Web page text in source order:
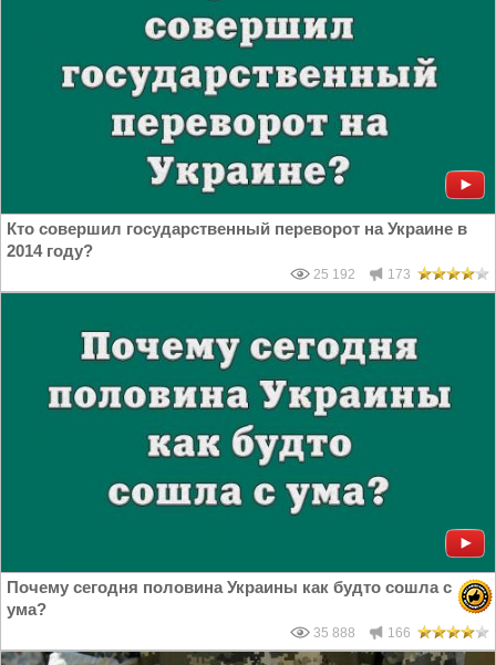
Кто совершил государственный переворот на Украине в
2014 году?
25 192 173
Почему сегодня половина Украины как будто сошла с
ума?
35 888 166